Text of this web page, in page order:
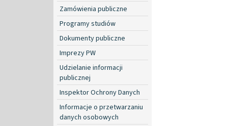
Zamówienia publiczne
Programy studiów
Dokumenty publiczne
Imprezy PW
Udzielanie informacji
publicznej
Inspektor Ochrony Danych
Informacje o przetwarzaniu
danych osobowych